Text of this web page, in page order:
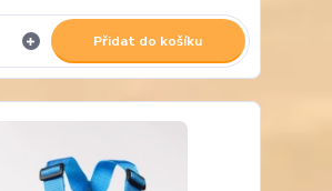
Přidat do košíku